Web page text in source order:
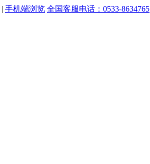
| 手机端浏览 全国客服电话：0533-8634765